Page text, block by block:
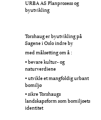
URBA AS Planprosess og
byutvikling
Torshaug er byutvikling på
Sagene i Oslo indre by
med målsetting om å :
• bevare kultur- og
naturverdiene
• utvikle et mangfoldig urbant
bomiljø
• sikre Torshaugs
landskapsform som bomiljøets
identitet